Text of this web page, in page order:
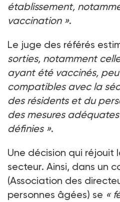
établissement,
vaccination ».
Le juge des référés
sorties, notamment
ayant été vaccinés,
compatibles avec la
des résidents et du
des mesures
définies ».
Une décision qui réjouit
secteur. Ainsi, dans un
(Association des
personnes âgées) se «